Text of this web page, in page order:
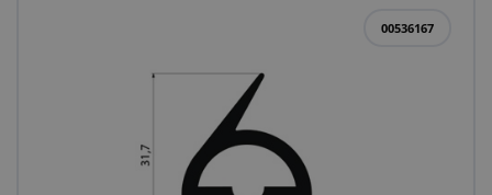
Zlepšení pracovního prostředí
Další pryžové a plastové výrobky
00536167